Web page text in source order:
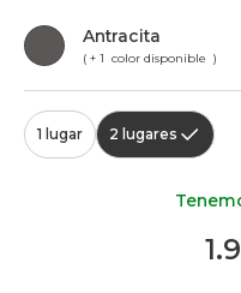
Antracita
( + 1 color disponible )
1 lugar 2 lugares